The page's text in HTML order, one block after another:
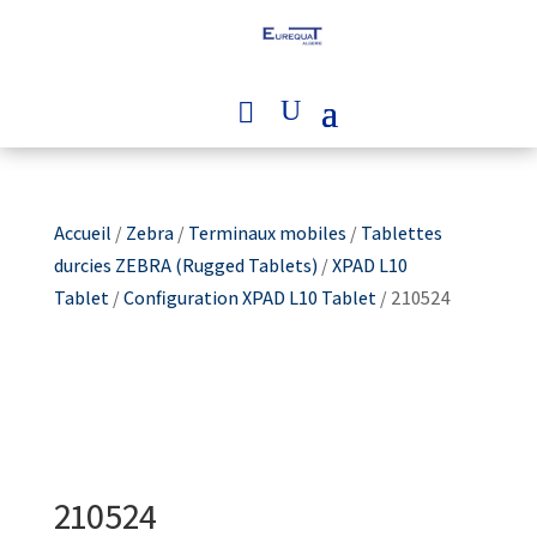
Accueil /Zebra/Terminaux mobiles /Tablettes
durcies ZEBRA (Rugged Tablets)/XPAD L10
Tablet/Configuration XPAD L10 Tablet/ 210524
210524